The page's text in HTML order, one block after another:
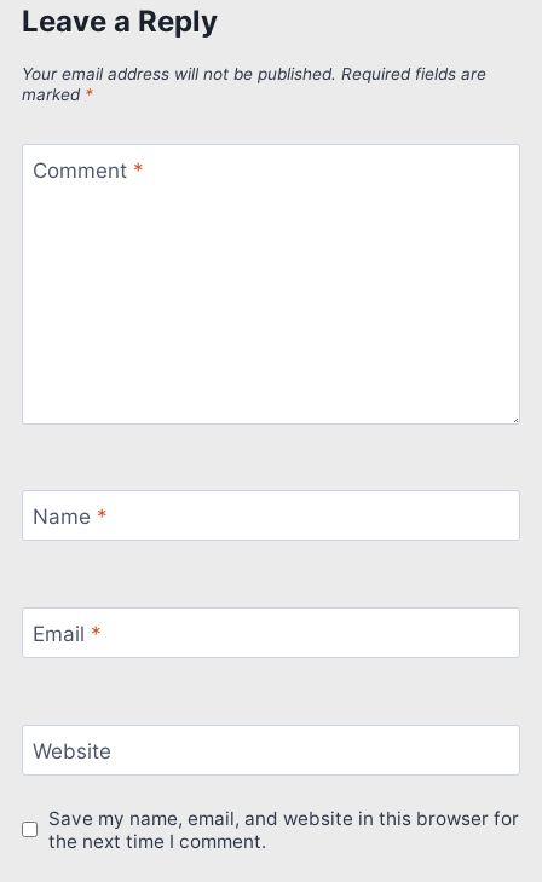
Leave a Reply
Your email address will not be published. Required fields are
marked *
Comment *
Name *
Email *
Website
Save my name, email, and website in this browser for
the next time I comment.